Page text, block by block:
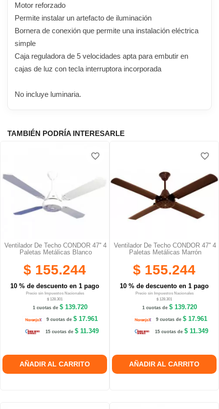
Motor reforzado
Permite instalar un artefacto de iluminación
Bornera de conexión que permite una instalación eléctrica
simple
Caja reguladora de 5 velocidades apta para embutir en
cajas de luz con tecla interruptora incorporada
No incluye luminaria.
TAMBIÉN PODRÍA INTERESARLE
Ventilador De Techo CONDOR 47'' 4
Paletas Metálicas Blanco
$ 155.244
10 % de descuento en 1 pago
Precio sin Impuestos Nacionales
$ 128.301
1 cuotas de $ 139.720
9 cuotas de$ 17.961
15 cuotas de$ 11.349
AÑADIR AL CARRITO
favorite_border
Ventilador De Techo CONDOR 47'' 4
Paletas Metálicas Marrón
$ 155.244
10 % de descuento en 1 pago
Precio sin Impuestos Nacionales
$ 128.301
1 cuotas de $ 139.720
9 cuotas de$ 17.961
15 cuotas de$ 11.349
AÑADIR AL CARRITO
favorite_border